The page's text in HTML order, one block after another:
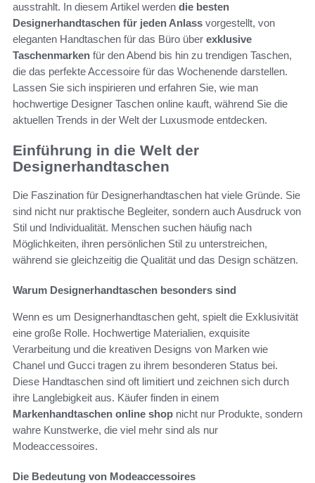
ausstrahlt. In diesem Artikel werden die besten
Designerhandtaschen für jeden Anlass vorgestellt, von
eleganten Handtaschen für das Büro über exklusive
Taschenmarken für den Abend bis hin zu trendigen Taschen,
die das perfekte Accessoire für das Wochenende darstellen.
Lassen Sie sich inspirieren und erfahren Sie, wie man
hochwertige Designer Taschen online kauft, während Sie die
aktuellen Trends in der Welt der Luxusmode entdecken.
Einführung in die Welt der
Designerhandtaschen
Die Faszination für Designerhandtaschen hat viele Gründe. Sie
sind nicht nur praktische Begleiter, sondern auch Ausdruck von
Stil und Individualität. Menschen suchen häufig nach
Möglichkeiten, ihren persönlichen Stil zu unterstreichen,
während sie gleichzeitig die Qualität und das Design schätzen.
Warum Designerhandtaschen besonders sind
Wenn es um Designerhandtaschen geht, spielt die Exklusivität
eine große Rolle. Hochwertige Materialien, exquisite
Verarbeitung und die kreativen Designs von Marken wie
Chanel und Gucci tragen zu ihrem besonderen Status bei.
Diese Handtaschen sind oft limitiert und zeichnen sich durch
ihre Langlebigkeit aus. Käufer finden in einem
Markenhandtaschen online shop nicht nur Produkte, sondern
wahre Kunstwerke, die viel mehr sind als nur
Modeaccessoires.
Die Bedeutung von Modeaccessoires